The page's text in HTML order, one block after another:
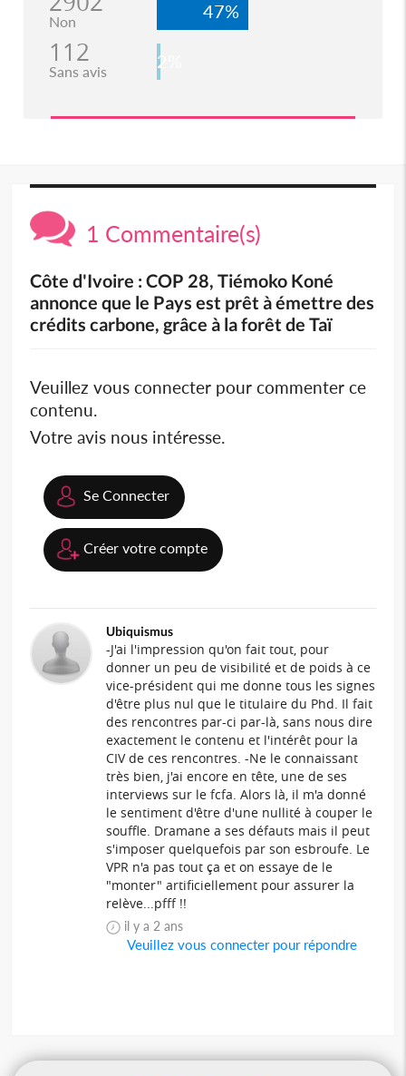
Non 47%
112
Sans avis 2%
1 Commentaire(s)
Côte d'Ivoire : COP 28, Tiémoko Koné
annonce que le Pays est prêt à émettre des
crédits carbone, grâce à la forêt de Taï
Veuillez vous connecter pour commenter ce
contenu.
Votre avis nous intéresse.
Se Connecter
Créer votre compte
Ubiquismus
-J'ai l'impression qu'on fait tout, pour
donner un peu de visibilité et de poids à ce
vice-président qui me donne tous les signes
d'être plus nul que le titulaire du Phd. Il fait
des rencontres par-ci par-là, sans nous dire
exactement le contenu et l'intérêt pour la
CIV de ces rencontres. -Ne le connaissant
très bien, j'ai encore en tête, une de ses
interviews sur le fcfa. Alors là, il m'a donné
le sentiment d'être d'une nullité à couper le
souffle. Dramane a ses défauts mais il peut
s'imposer quelquefois par son esbroufe. Le
VPR n'a pas tout ça et on essaye de le
"monter" artificiellement pour assurer la
relève...pfff !!
il y a 2 ans
Veuillez vous connecter pour répondre